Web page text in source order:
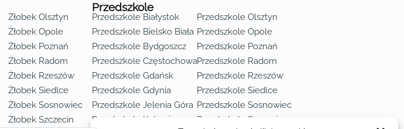
Żłobek Olsztyn
Żłobek Opole
Żłobek Poznań
Żłobek Radom
Żłobek Rzeszów
Żłobek Siedlce
Żłobek Sosnowiec
Żłobek Szczecin
Przedszkole
Przedszkole Białystok
Przedszkole Bielsko Biała
Przedszkole Bydgoszcz
Przedszkole Częstochowa
Przedszkole Gdańsk
Przedszkole Gdynia
Przedszkole Jelenia Góra
Przedszkole Katowice
Przedszkole Olsztyn
Przedszkole Opole
Przedszkole Poznań
Przedszkole Radom
Przedszkole Rzeszów
Przedszkole Siedlce
Przedszkole Sosnowiec
Przedszkole Szczecin